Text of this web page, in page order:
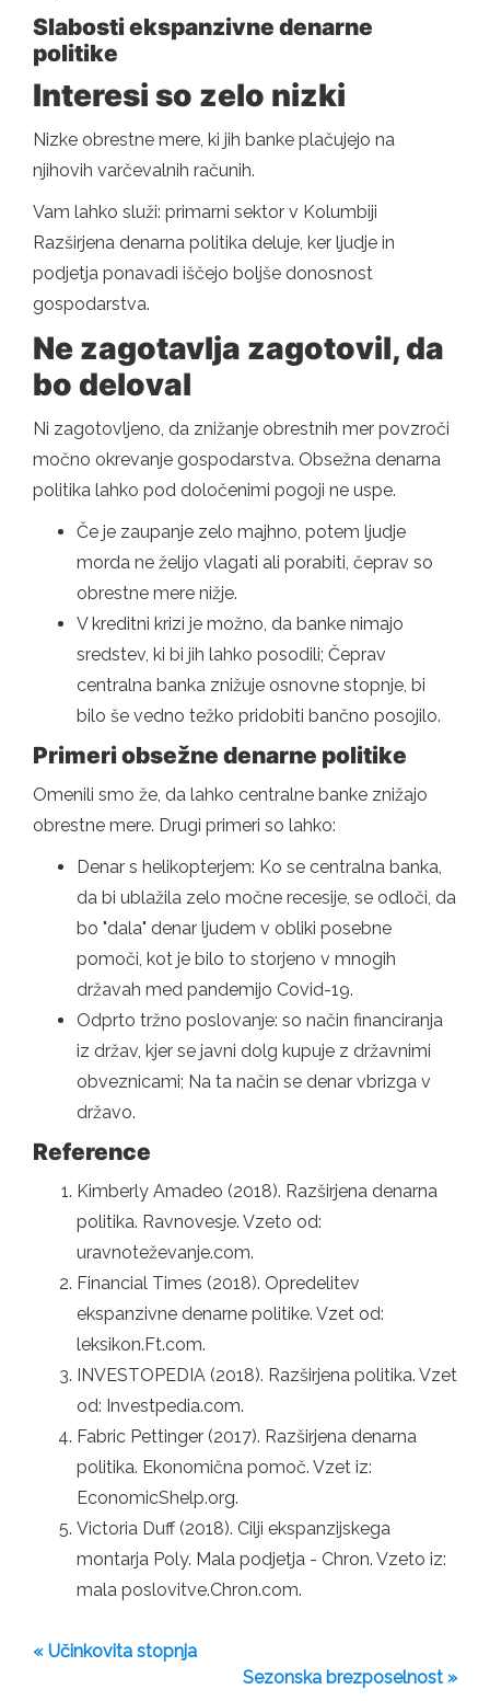
Slabosti ekspanzivne denarne
politike
Interesi so zelo nizki
Nizke obrestne mere, ki jih banke plačujejo na
njihovih varčevalnih računih.
Vam lahko služi: primarni sektor v Kolumbiji
Razširjena denarna politika deluje, ker ljudje in
podjetja ponavadi iščejo boljše donosnost
gospodarstva.
Ne zagotavlja zagotovil, da
bo deloval
Ni zagotovljeno, da znižanje obrestnih mer povzroči
močno okrevanje gospodarstva. Obsežna denarna
politika lahko pod določenimi pogoji ne uspe.
Če je zaupanje zelo majhno, potem ljudje
morda ne želijo vlagati ali porabiti, čeprav so
obrestne mere nižje.
V kreditni krizi je možno, da banke nimajo
sredstev, ki bi jih lahko posodili; Čeprav
centralna banka znižuje osnovne stopnje, bi
bilo še vedno težko pridobiti bančno posojilo.
Primeri obsežne denarne politike
Omenili smo že, da lahko centralne banke znižajo
obrestne mere. Drugi primeri so lahko:
Denar s helikopterjem: Ko se centralna banka,
da bi ublažila zelo močne recesije, se odloči, da
bo "dala" denar ljudem v obliki posebne
pomoči, kot je bilo to storjeno v mnogih
državah med pandemijo Covid-19.
Odprto tržno poslovanje: so način financiranja
iz držav, kjer se javni dolg kupuje z državnimi
obveznicami; Na ta način se denar vbrizga v
državo.
Reference
Kimberly Amadeo (2018). Razširjena denarna
politika. Ravnovesje. Vzeto od:
uravnoteževanje.com.
Financial Times (2018). Opredelitev
ekspanzivne denarne politike. Vzet od:
leksikon.Ft.com.
INVESTOPEDIA (2018). Razširjena politika. Vzet
od: Investpedia.com.
Fabric Pettinger (2017). Razširjena denarna
politika. Ekonomična pomoč. Vzet iz:
EconomicShelp.org.
Victoria Duff (2018). Cilji ekspanzijskega
montarja Poly. Mala podjetja - Chron. Vzeto iz:
mala poslovitve.Chron.com.
« Učinkovita stopnja
Sezonska brezposelnost »